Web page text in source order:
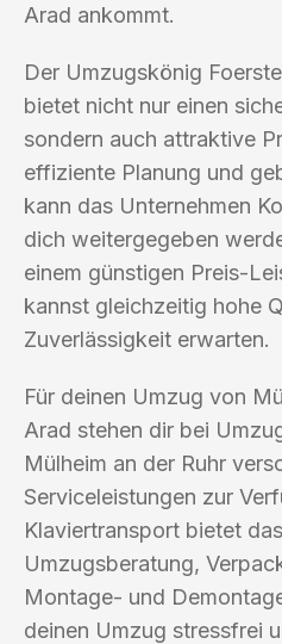
Arad ankommt.
Der Umzugskönig
bietet nicht nur einen
sondern auch attraktive
effiziente Planung und
kann das Unternehmen
dich weitergegeben
einem günstigen Preis-
kannst gleichzeitig hohe
Zuverlässigkeit erwarten.
Für deinen Umzug von
Arad stehen dir bei
Mülheim an der Ruhr
Serviceleistungen zur
Klaviertransport bietet
Umzugsberatung,
Montage- und
deinen Umzug stressfrei